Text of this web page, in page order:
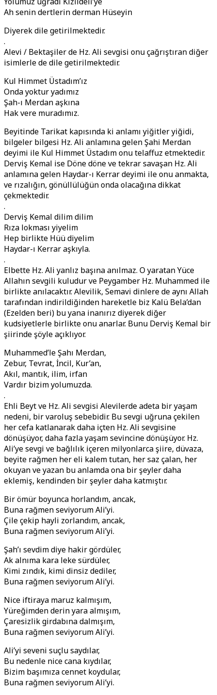
Ah senin dertlerin derman Hüseyin
Diyerek dile getirilmektedir.
.
Alevi / Bektaşiler de Hz. Ali sevgisi onu çağrıştıran diğer
isimlerle de dile getirilmektedir.
Kul Himmet Üstadım’ız
Onda yoktur yadımız
Şah-ı Merdan aşkına
Hak vere muradımız.
Beyitinde Tarikat kapısında ki anlamı yiğitler yiğidi,
bilgeler bilgesi Hz. Ali anlamına gelen Şahi Merdan
deyimi ile Kul Himmet Üstadım onu telaffuz etmektedir.
Derviş Kemal ise Döne döne ve tekrar savaşan Hz. Ali
anlamına gelen Haydar-ı Kerrar deyimi ile onu anmakta,
ve rızalığın, gönüllülüğün onda olacağına dikkat
çekmektedir.
.
Derviş Kemal dilim dilim
Rıza lokması yiyelim
Hep birlikte Hüü diyelim
Haydar-ı Kerrar aşkıyla.
.
Elbette Hz. Ali yanlız başına anılmaz. O yaratan Yüce
Allahın sevgili kuludur ve Peygamber Hz. Muhammed ile
birlikte anılacaktır. Alevilik, Semavi dinlere de aynı Allah
tarafından indirildiğinden hareketle biz Kalü Bela’dan
(Ezelden beri) bu yana inanırız diyerek diğer
kudsiyetlerle birlikte onu anarlar. Bunu Derviş Kemal bir
şiirinde şöyle açıklıyor.
Muhammed’le Şahı Merdan,
Zebur, Tevrat, İncil, Kur’an,
Akıl, mantık, ilim, irfan
Vardır bizim yolumuzda.
.
Ehli Beyt ve Hz. Ali sevgisi Alevilerde adeta bir yaşam
nedeni, bir varoluş sebebidir. Bu sevgi uğruna çekilen
her cefa katlanarak daha içten Hz. Ali sevgisine
dönüşüyor, daha fazla yaşam sevincine dönüşüyor. Hz.
Ali’ye sevgi ve bağlılık içeren milyonlarca şiire, düvaza,
beyite rağmen her eli kalem tutan, her saz çalan, her
okuyan ve yazan bu anlamda ona bir şeyler daha
eklemiş, kendinden bir şeyler daha katmıştır.
Bir ömür boyunca horlandım, ancak,
Buna rağmen seviyorum Ali’yi.
Çile çekip hayli zorlandım, ancak,
Buna rağmen seviyorum Ali’yi.
Şah’ı sevdim diye hakir gördüler,
Ak alnıma kara leke sürdüler,
Kimi zındık, kimi dinsiz dediler,
Buna rağmen seviyorum Ali’yi.
Nice iftiraya maruz kalmışım,
Yüreğimden derin yara almışım,
Çaresizlik girdabına dalmışım,
Buna rağmen seviyorum Ali’yi.
Ali’yi seveni suçlu saydılar,
Bu nedenle nice cana kıydılar,
Bizim başımıza cennet koydular,
Buna rağmen seviyorum Ali’yi.